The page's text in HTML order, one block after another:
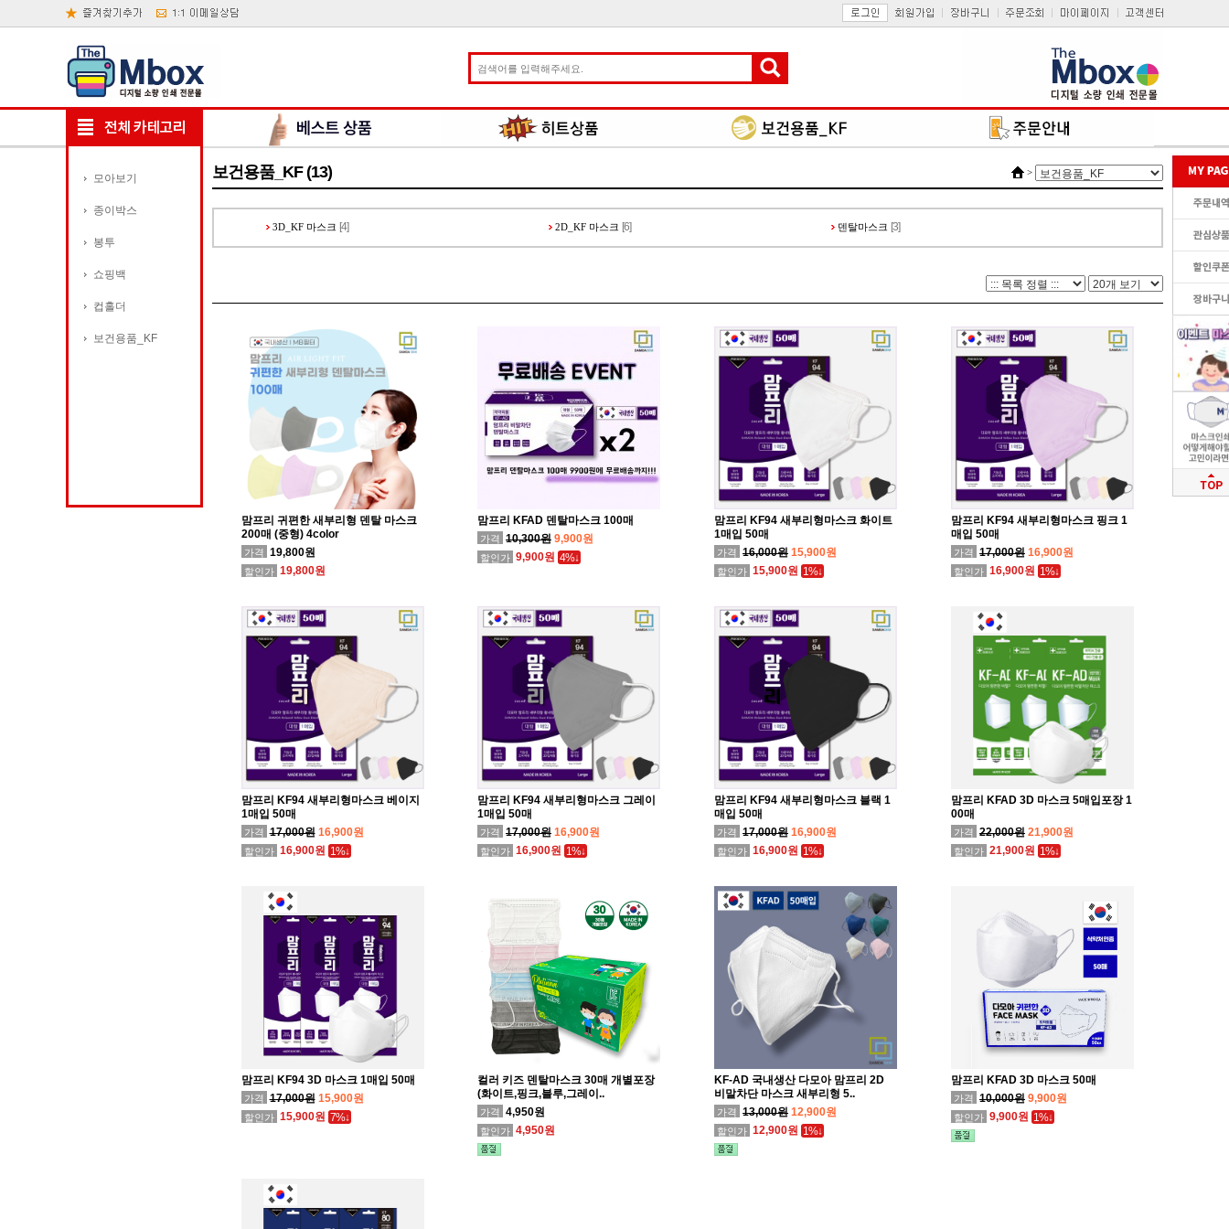
모아보기
종이박스
봉투
쇼핑백
컵홀더
보건용품_KF
보건용품_KF (13) >
3D_KF 마스크 [4] 2D_KF 마스크 [6] 덴탈마스크 [3]
맘프리 귀편한 새부리형 덴탈 마스크
200매 (중형) 4color
가격 19,800원
할인가 19,800원
맘프리 KFAD 덴탈마스크 100매
가격 10,300원 9,900원
할인가 9,900원 4%↓
맘프리 KF94 새부리형마스크 화이트
1매입 50매
가격 16,000원 15,900원
할인가 15,900원 1%↓
맘프리 KF94 새부리형마스크 핑크 1
매입 50매
가격 17,000원 16,900원
할인가 16,900원 1%↓
맘프리 KF94 새부리형마스크 베이지
1매입 50매
가격 17,000원 16,900원
할인가 16,900원 1%↓
맘프리 KF94 새부리형마스크 그레이
1매입 50매
가격 17,000원 16,900원
할인가 16,900원 1%↓
맘프리 KF94 새부리형마스크 블랙 1
매입 50매
가격 17,000원 16,900원
할인가 16,900원 1%↓
맘프리 KFAD 3D 마스크 5매입포장 1
00매
가격 22,000원 21,900원
할인가 21,900원 1%↓
맘프리 KF94 3D 마스크 1매입 50매
가격 17,000원 15,900원
할인가 15,900원 7%↓
컬러 키즈 덴탈마스크 30매 개별포장
(화이트,핑크,블루,그레이..
가격 4,950원
할인가 4,950원
KF-AD 국내생산 다모아 맘프리 2D
비말차단 마스크 새부리형 5..
가격 13,000원 12,900원
할인가 12,900원 1%↓
맘프리 KFAD 3D 마스크 50매
가격 10,000원 9,900원
할인가 9,900원 1%↓